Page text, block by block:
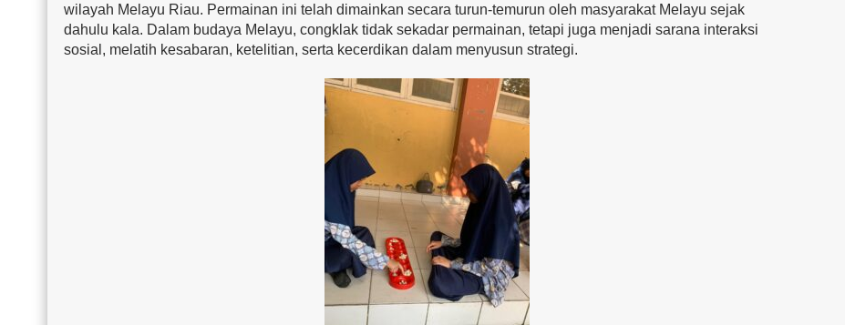
wilayah Melayu Riau. Permainan ini telah dimainkan secara turun-temurun oleh masyarakat Melayu sejak
dahulu kala. Dalam budaya Melayu, congklak tidak sekadar permainan, tetapi juga menjadi sarana interaksi
sosial, melatih kesabaran, ketelitian, serta kecerdikan dalam menyusun strategi.